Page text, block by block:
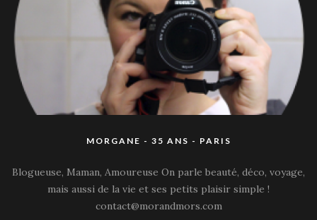
MORGANE - 35 ANS - PARIS
Blogueuse, Maman, Amoureuse On parle beauté, déco, voyage,
mais aussi de la vie et ses petits plaisir simple !
contact@morandmors.com